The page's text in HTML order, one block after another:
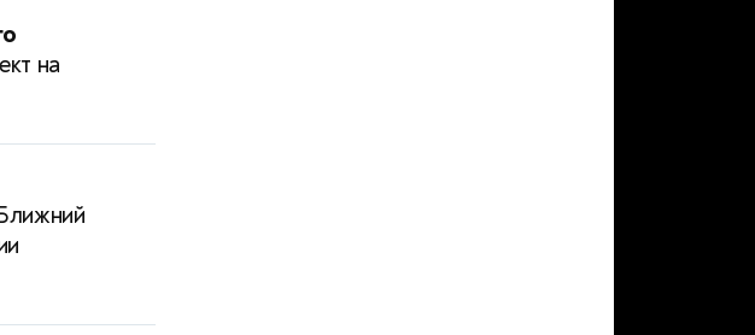
на